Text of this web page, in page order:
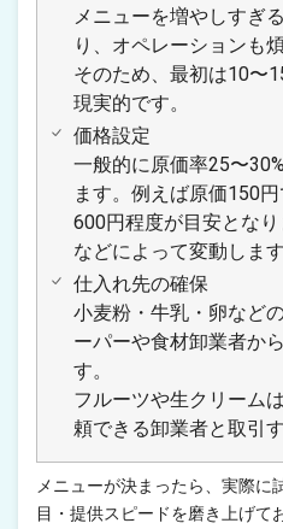
メニューを増やしすぎ
り、オペレーションも
そのため、最初は10〜
現実的です。
価格設定
一般的に原価率25〜
ます。例えば原価150
600円程度が目安とな
などによって変動します
仕入れ先の確保
小麦粉・牛乳・卵など
ーパーや食材卸業者か
す。
フルーツや生クリーム
頼できる卸業者と取引
メニューが決まったら、実際に
目・提供スピードを磨き上げて